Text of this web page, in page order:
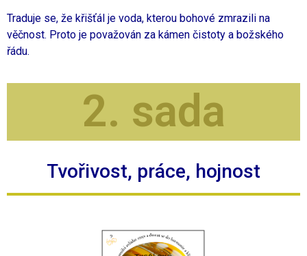
Traduje se, že křišťál je voda, kterou bohové zmrazili na
věčnost. Proto je považován za kámen čistoty a božského
řádu.
2. sada
Tvořivost, práce, hojnost